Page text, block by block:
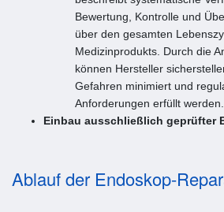
Bewertung, Kontrolle und
über den gesamten
Medizinprodukts. Durch die
können Hersteller
Gefahren minimiert und
Anforderungen erfüllt werden.
Einbau ausschließlich geprüfter
Ablauf der Endoskop-